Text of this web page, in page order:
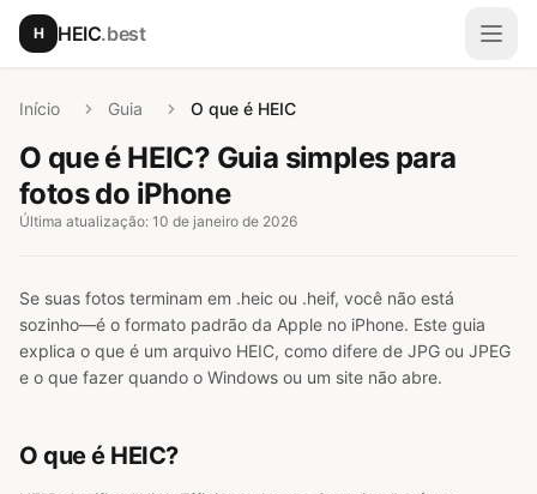
Ir para o conteúdo principal
H HEIC.best
Início Guia O que é HEIC
O que é HEIC? Guia simples para
fotos do iPhone
Última atualização: 10 de janeiro de 2026
Se suas fotos terminam em .heic ou .heif, você não está
sozinho—é o formato padrão da Apple no iPhone. Este guia
explica o que é um arquivo HEIC, como difere de JPG ou JPEG
e o que fazer quando o Windows ou um site não abre.
O que é HEIC?